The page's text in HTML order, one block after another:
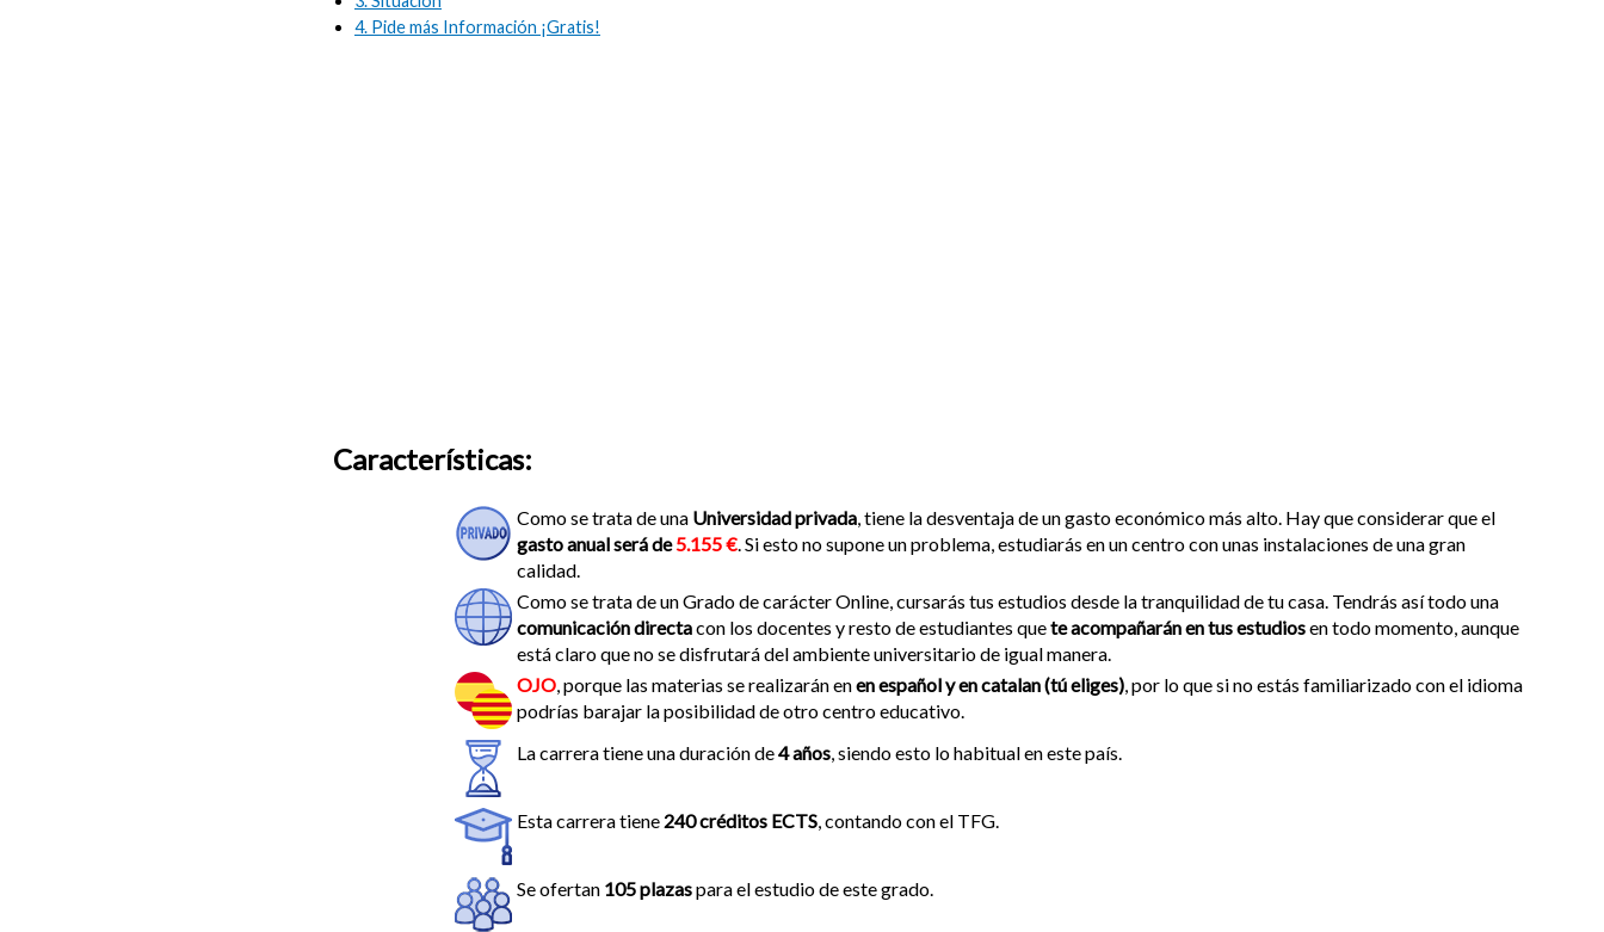
4. Pide más Información ¡Gratis!
Características:
Como se trata de una Universidad privada , tiene la desventaja de un gasto económico más alto. Hay que considerar que el
gasto anual será de5.155 € . Si esto no supone un problema, estudiarás en un centro con unas instalaciones de una gran
calidad.
Como se trata de un Grado de carácter Online, cursarás tus estudios desde la tranquilidad de tu casa. Tendrás así todo una
comunicación directacon los docentes y resto de estudiantes quete acompañarán en tus estudiosen todo momento, aunque
está claro que no se disfrutará del ambiente universitario de igual manera.
OJO , porque las materias se realizarán enen español y en catalan (tú eliges) , por lo que si no estás familiarizado con el idioma
podrías barajar la posibilidad de otro centro educativo.
La carrera tiene una duración de4 años , siendo esto lo habitual en este país.
Esta carrera tiene 240 créditos ECTS , contando con el TFG.
Se ofertan 105 plazaspara el estudio de este grado.